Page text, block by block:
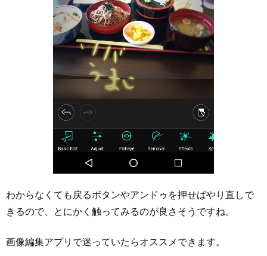
わからなくても戻るボタンやアンドゥを押せばやり直しで
きるので、とにかく触ってみるのが良さそうですね。
画像編集アプリで迷っていたらオススメできます。